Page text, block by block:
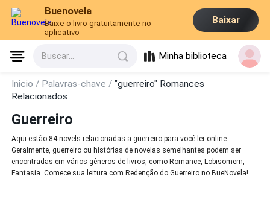
Buenovela
Baixe o livro gratuitamente no
aplicativo
Baixar
Buscar... Minha biblioteca
Inicio / Palavras-chave /"guerreiro" Romances
Relacionados
Guerreiro
Aqui estão 84 novels relacionadas a guerreiro para você ler online.
Geralmente, guerreiro ou histórias de novelas semelhantes podem ser
encontradas em vários gêneros de livros, como Romance, Lobisomem,
Fantasia. Comece sua leitura com Redenção do Guerreiro no BueNovela!